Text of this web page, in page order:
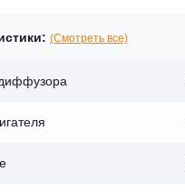
(Смотреть все)